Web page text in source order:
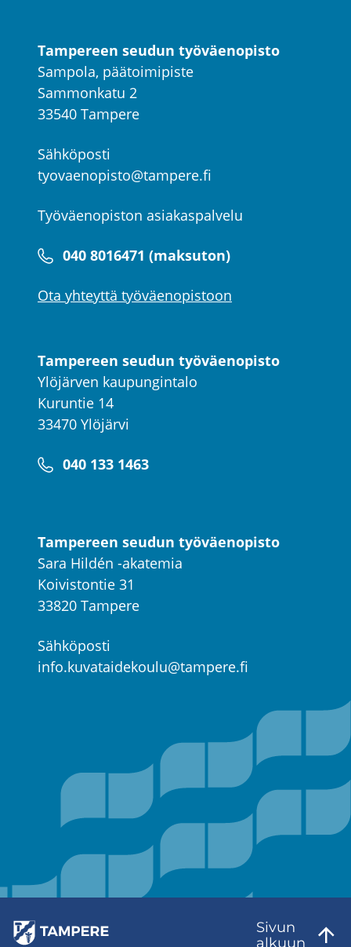
Tampereen seudun työväenopisto
Sampola, päätoimipiste
Sammonkatu 2
33540 Tampere
Sähköposti
tyovaenopisto@tampere.fi
Työväenopiston asiakaspalvelu
040 8016471 (maksuton)
Ota yhteyttä työväenopistoon
Tampereen seudun työväenopisto
Ylöjärven kaupungintalo
Kuruntie 14
33470 Ylöjärvi
040 133 1463
Tampereen seudun työväenopisto
Sara Hildén -akatemia
Koivistontie 31
33820 Tampere
Sähköposti
info.kuvataidekoulu@tampere.fi
Sivun
al­kuun